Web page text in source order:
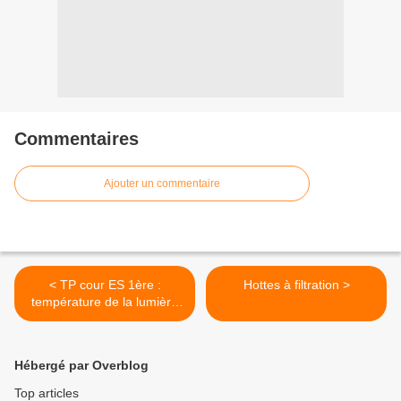
Commentaires
Ajouter un commentaire
< TP cour ES 1ère :
température de la lumière
d'une ampoule
Hottes à filtration >
Hébergé par Overblog
Top articles